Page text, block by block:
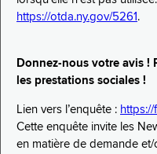
https://otda.ny.gov/5261 .
Donnez-nous votre avis !
les prestations sociales !
Lien vers l’enquête :
Cette enquête invite les
en matière de demande